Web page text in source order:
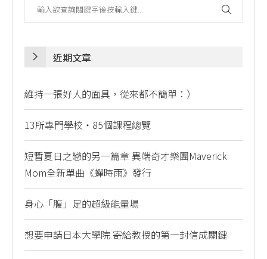
近期文章
維持一張好人的面具，從來都不簡單：）
13所專門學校・85個課程總覽
短暫夏日之戀的另一篇章 異端奇才樂團Maverick
Mom全新單曲《蟬時雨》發行
身心「腹」足的超級能量場
想要申請日本大學院 寄給教授的第一封信成關鍵